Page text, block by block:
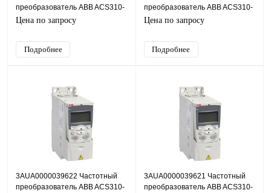
преобразователь ABB ACS310-
03E-50A8-2, 11кВт, 220В
Цена по запросу
Подробнее
преобразователь ABB ACS310-
03E-34A1-2, 7,5кВт, 220В
Цена по запросу
Подробнее
3AUA0000039622 Частотный
преобразователь ABB ACS310-
3AUA0000039621 Частотный
преобразователь ABB ACS310-